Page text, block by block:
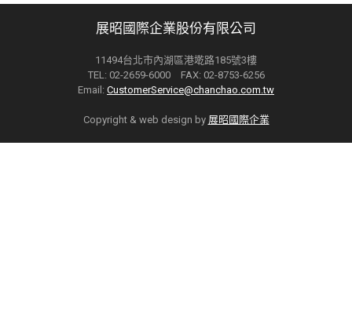
展昭國際企業股份有限公司
11494台北市內湖區港墘路185號3樓
TEL: 02-2659-6000 FAX: 02-8753-6256
Email: CustomerService@chanchao.com.tw
Copyright & web design by 展昭國際企業